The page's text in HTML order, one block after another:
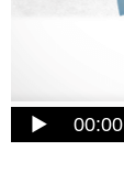
00:00